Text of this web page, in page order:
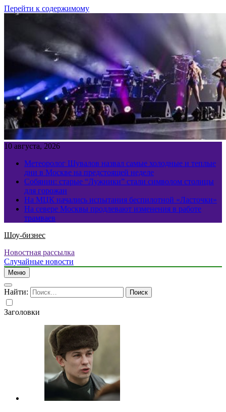
Перейти к содержимому
10 августа, 2026
Метеоролог Шувалов назвал самые холодные и теплые
дни в Москве на предстоящей неделе
Собянин: старые “Лужники” стали символом столицы
для горожан
На МЦК начались испытания беспилотной «Ласточки»
На севере Москвы продлевают изменения в работе
трамваев
Шоу-бизнес
Новостная рассылка
Случайные новости
Меню
Найти:
Заголовки